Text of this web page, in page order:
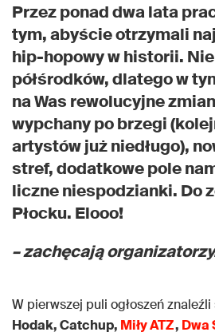
Przez ponad dwa lata
tym, abyście otrzymali
hip-hopowy w historii.
półśrodków, dlatego w
na Was rewolucyjne
wypchany po brzegi
artystów już niedługo),
stref, dodatkowe pole
liczne niespodzianki. Do
Płocku. Elooo!
– zachęcają
W pierwszej puli ogłoszeń znaleźli
Hodak, Catchup, Miły ATZ, Dwa